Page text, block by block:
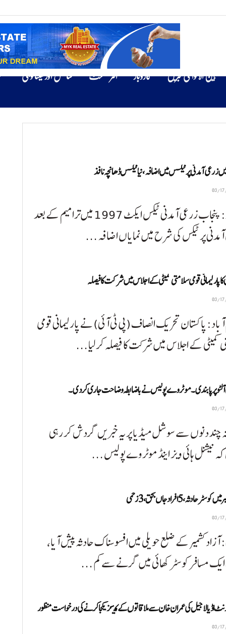
بین الاقوامی خبریں کاروبار انٹرٹینمنٹ سائنس اور ٹیکنالوجی
زرعی آمدنی پر ٹیکس میں اضافہ، نیا ٹیکس ڈھانچہ نافذ
لاہور: پنجاب زرعی آمدنی ٹیکس ایکٹ 1997 میں ترامیم کے بعد
پر ٹیکس کی شرح میں نمایاں اضافہ ...
کا پارلیمانی قومی سلامتی کمیٹی کے اجلاس میں شرکت کا فیصلہ
پاکستان تحریک انصاف (پی ٹی آئی) نے پارلیمانی قومی
کمیٹی کے اجلاس میں شرکت کا فیصلہ کرلیا ...
پر پابندی۔ موٹروے پولیس نے باضابطہ وضاحت جاری کر دی۔
چند دنوں سے سوشل میڈیا پر یہ خبریں گردش کر رہی
نیشنل ہائی ویز اینڈ موٹروے پولیس ...
حادثہ، 5 افراد جاں بحق، 3 زخمی
آزاد کشمیر کے ضلع حویلی میں افسوسناک حادثہ پیش آیا،
مسافر کوسٹر کھائی میں گرنے سے کم ...
اڈیالا جیل کی عمران خان سے ملاقاتوں کے کیسز یکجا کرنے کی درخواست منظور